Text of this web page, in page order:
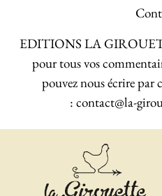
EDITIONS LA
pour tous vos
pouvez nous écrire par
: contact@la-